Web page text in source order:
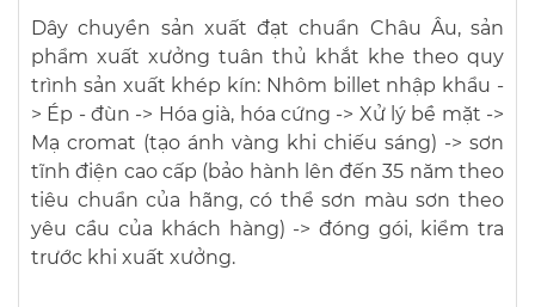
Dây chuyền sản xuất đạt chuẩn Châu Âu, sản
phẩm xuất xưởng tuân thủ khắt khe theo quy
trình sản xuất khép kín: Nhôm billet nhập khẩu -
> Ép - đùn -> Hóa già, hóa cứng -> Xử lý bề mặt ->
Mạ cromat (tạo ánh vàng khi chiếu sáng) -> sơn
tĩnh điện cao cấp (bảo hành lên đến 35 năm theo
tiêu chuẩn của hãng, có thể sơn màu sơn theo
yêu cầu của khách hàng) -> đóng gói, kiểm tra
trước khi xuất xưởng.